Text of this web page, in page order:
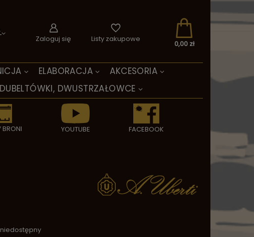
ELABORACJA
AKCESORIA
DUBELTÓWKI, DWUSTRZAŁOWCE
BRONI YOUTUBE FACEBOOK
Zaloguj się Listy zakupowe
0,00 zł